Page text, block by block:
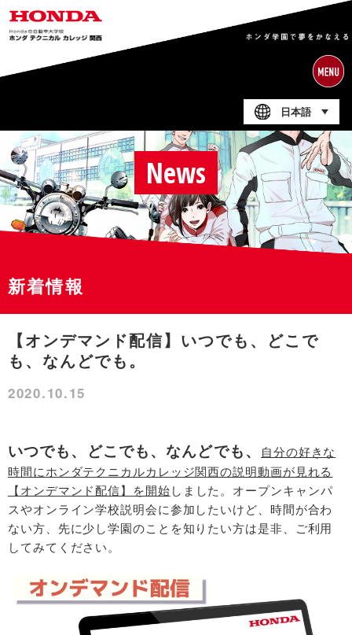
日本語
News
新着情報
【オンデマンド配信】いつでも、どこで
も、なんどでも。
2020.10.15
いつでも、どこでも、なんどでも、
自分の好きな
時間にホンダテクニカルカレッジ関西の説明動画が見れる
【オンデマンド配信】を開始しました。オープンキャンパ
スやオンライン学校説明会に参加したいけど、時間が合わ
ない方、先に少し学園のことを知りたい方は是非、ご利用
してみてください。